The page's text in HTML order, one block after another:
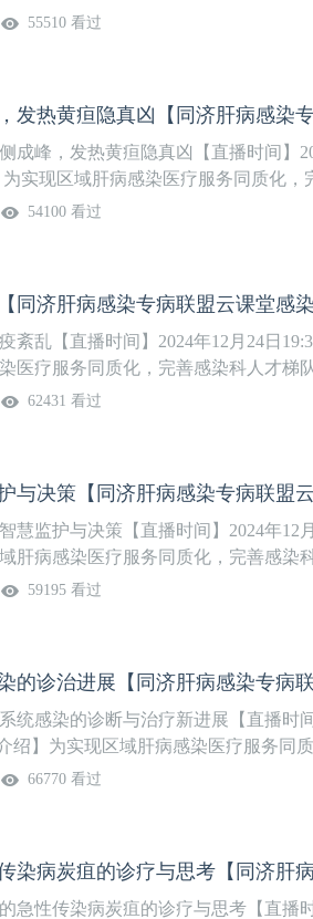
科牵头成立的病毒性肝炎临床医学研
55510 看过
成峰，发热黄疸隐真凶【直播时间】
为实现区域肝病感染医疗服务同质化，
济医学院附属同济医院感染科牵头成
54100 看过
同济肝病感染专病联盟云课堂感染
紊乱【直播时间】2024年12月24日
医疗服务同质化，完善感染科人才梯
感染科牵头成立的病毒性肝炎临床医
62431 看过
慧监护与决策【直播时间】2024年12
肝病感染医疗服务同质化，完善感染
同济医院感染科牵头成立的病毒性肝
59195 看过
统感染的诊断与治疗新进展【直播时
绍】为实现区域肝病感染医疗服务同
同济医学院附属同济医院感染科牵头
66770 看过
急性传染病炭疽的诊疗与思考【直播